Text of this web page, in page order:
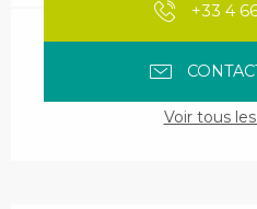
+33 4
Voir tous